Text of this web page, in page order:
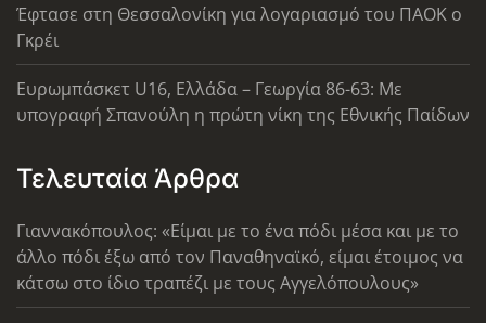
Έφτασε στη Θεσσαλονίκη για λογαριασμό του ΠΑΟΚ ο
Γκρέι
Ευρωμπάσκετ U16, Ελλάδα – Γεωργία 86-63: Με
υπογραφή Σπανούλη η πρώτη νίκη της Εθνικής Παίδων
Τελευταία Άρθρα
Γιαννακόπουλος: «Είμαι με το ένα πόδι μέσα και με το
άλλο πόδι έξω από τον Παναθηναϊκό, είμαι έτοιμος να
κάτσω στο ίδιο τραπέζι με τους Αγγελόπουλους»